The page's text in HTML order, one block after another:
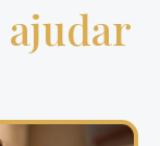
ajudar